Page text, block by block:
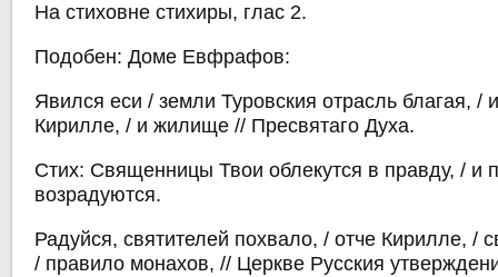
На стиховне стихиры, глас 2.
Подобен: Доме Евфрафов:
Явился еси / земли Туровския отрасль благая, /
Кирилле, / и жилище // Пресвятаго Духа.
Стих: Священницы Твои облекутся в правду, / и
возрадуются.
Радуйся, святителей похвало, / отче Кирилле, /
/ правило монахов, // Церкве Русския